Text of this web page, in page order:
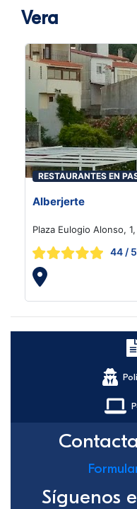
Vera
RESTAURANTES EN
Alberjerte
Plaza Eulogio Alonso,
44 / 5
Síguenos